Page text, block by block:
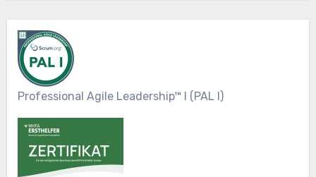
Professional Agile Leadership™ I (PAL I)